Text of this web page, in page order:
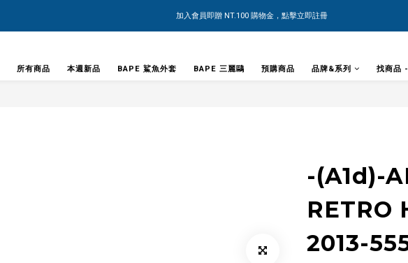
加入會員即贈 NT.100 購物金，點擊立即註冊
所有商品 本週新品 BAPE 鯊魚外套 BAPE 三麗鷗 預購商品 品牌&系列 找商品
-(A1d)-
RETRO
2013-